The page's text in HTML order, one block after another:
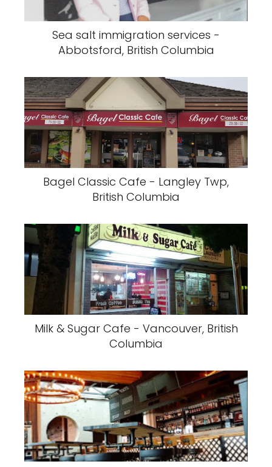
Sea salt immigration services -
Abbotsford, British Columbia
Bagel Classic Cafe - Langley Twp,
British Columbia
Milk & Sugar Cafe - Vancouver, British
Columbia